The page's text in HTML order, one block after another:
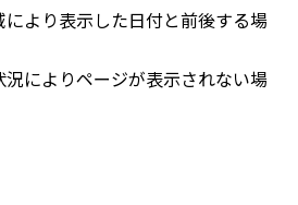
より表示した日付と前後する場
によりページが表示されない場